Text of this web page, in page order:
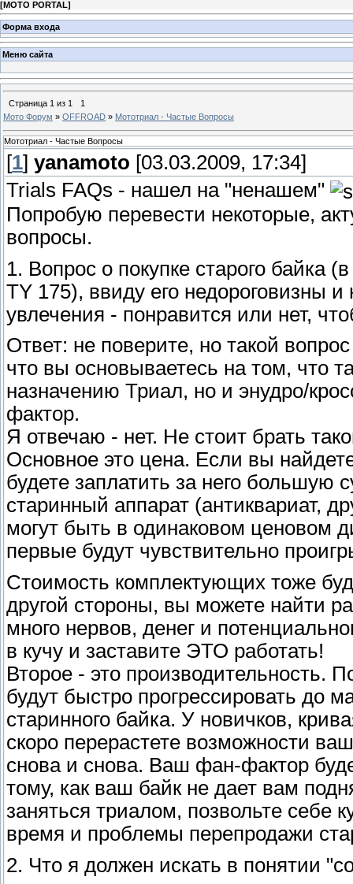
[MOTO PORTAL]
Форма входа
Меню сайта
Страница 1 из 1
1
Мото Форум » OFFROAD » Мототриал - Частые Вопросы
Мототриал - Частые Вопросы
[1] yanamoto [03.03.2009, 17:34]
Trials FAQs - нашел на "ненашем"
Попробую перевести некоторые,
вопросы.
1. Вопрос о покупке старого байка
TY 175), ввиду его недороговизны
увлечения - понравится или нет,
Ответ: не поверите, но такой
что вы основываетесь на том, что
назначению Триал, но и энудро/
фактор.
Я отвечаю - нет. Не стоит брать
Основное это цена. Если вы
будете заплатить за него большую
старинный аппарат (антиквариат,
могут быть в одинаковом ценовом
первые будут чувствительно
Стоимость комплектующих тоже
другой стороны, вы можете найти
много нервов, денег и
в кучу и заставите ЭТО работать!
Второе - это производительность.
будут быстро прогрессировать до
старинного байка. У новичков,
скоро перерастете возможности
снова и снова. Ваш фан-фактор
тому, как ваш байк не дает вам
заняться триалом, позвольте себе
время и проблемы перепродажи
2. Что я должен искать в понятии